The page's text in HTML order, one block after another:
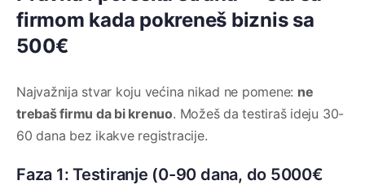
firmom kada pokreneš biznis sa
500€
Najvažnija stvar koju većina nikad ne pomene: ne
trebaš firmu da bi krenuo. Možeš da testiraš ideju 30-
60 dana bez ikakve registracije.
Faza 1: Testiranje (0-90 dana, do 5000€